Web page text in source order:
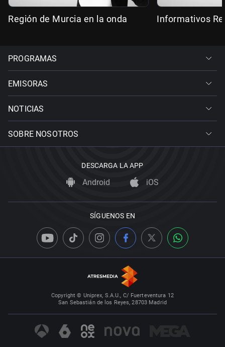
Región de Murcia en la onda Informativos
PROGRAMAS
EMISORAS
NOTICIAS
SOBRE NOSOTROS
DESCARGA LA APP
Android iOS
SÍGUENOS EN
Copyright © Uniprex, S.A.U., C/ Fuerteventura 12
San Sebastián de los Reyes, 28703 Madrid